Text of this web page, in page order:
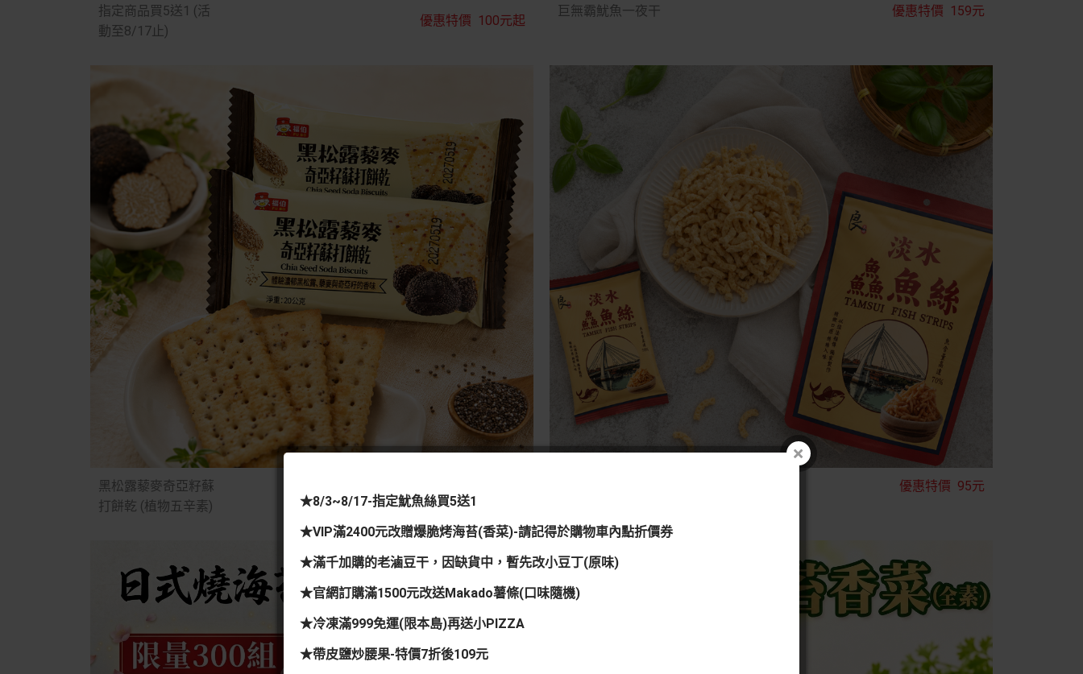
指定商品買5送1 (活
動至8/17止)
優惠特價 100元起
巨無霸魷魚一夜干 優惠特價 159元
黑松露藜麥奇亞籽蘇
打餅乾 (植物五辛素)
優惠特價
優惠特價 95元
★8/3~8/17-指定魷魚絲買5送1
★VIP滿2400元改贈爆脆烤海苔(香菜)-請記得於購物車內點折價券
★滿千加購的老滷豆干，因缺貨中，暫先改小豆丁(原味)
★官網訂購滿1500元改送Makado薯條(口味隨機)
★冷凍滿999免運(限本島)再送小PIZZA
★帶皮鹽炒腰果-特價7折後109元